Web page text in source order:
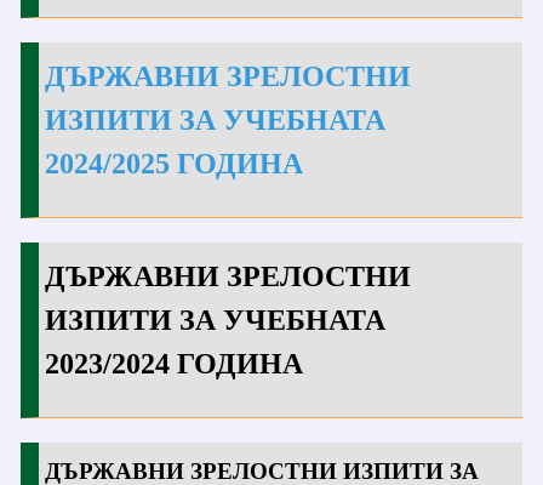
ДЪРЖАВНИ ЗРЕЛОСТНИ
ИЗПИТИ ЗА УЧЕБНАТА
2024/2025 ГОДИНА
ДЪРЖАВНИ ЗРЕЛОСТНИ
ИЗПИТИ ЗА УЧЕБНАТА
2023/2024 ГОДИНА
ДЪРЖАВНИ ЗРЕЛОСТНИ ИЗПИТИ ЗА